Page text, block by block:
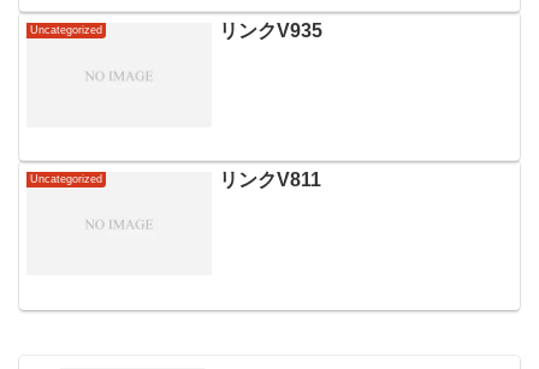
Uncategorized リンクV935
Uncategorized リンクV811